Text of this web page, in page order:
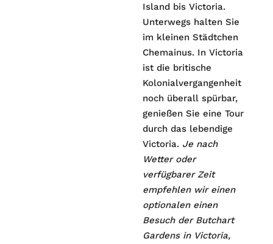
Island bis Victoria.
Unterwegs halten Sie
im kleinen Städtchen
Chemainus. In Victoria
ist die britische
Kolonialvergangenheit
noch überall spürbar,
genießen Sie eine Tour
durch das lebendige
Victoria. Je nach
Wetter oder
verfügbarer Zeit
empfehlen wir einen
optionalen einen
Besuch der Butchart
Gardens in Victoria,